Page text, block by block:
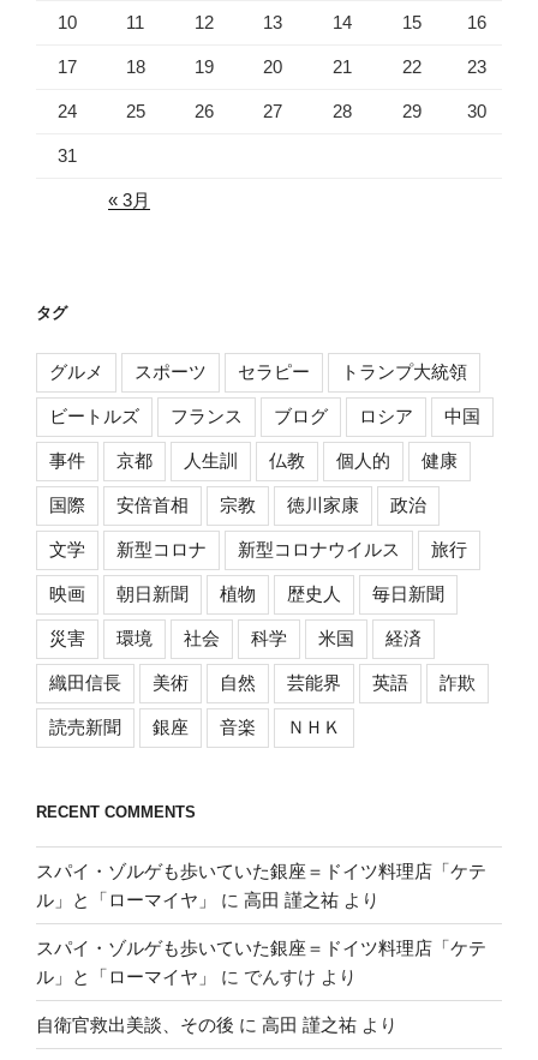
10 11 12 13 14 15 16
17 18 19 20 21 22 23
24 25 26 27 28 29 30
31
« 3月
タグ
グルメ スポーツ セラピー トランプ大統領
ビートルズ フランス ブログ ロシア 中国
事件 京都 人生訓 仏教 個人的 健康
国際 安倍首相 宗教 徳川家康 政治
文学 新型コロナ 新型コロナウイルス 旅行
映画 朝日新聞 植物 歴史人 毎日新聞
災害 環境 社会 科学 米国 経済
織田信長 美術 自然 芸能界 英語 詐欺
読売新聞 銀座 音楽 ＮＨＫ
RECENT COMMENTS
スパイ・ゾルゲも歩いていた銀座＝ドイツ料理店「ケテ
ル」と「ローマイヤ」
に 高田 謹之祐 より
スパイ・ゾルゲも歩いていた銀座＝ドイツ料理店「ケテ
ル」と「ローマイヤ」
に でんすけ より
自衛官救出美談、その後 に 高田 謹之祐 より